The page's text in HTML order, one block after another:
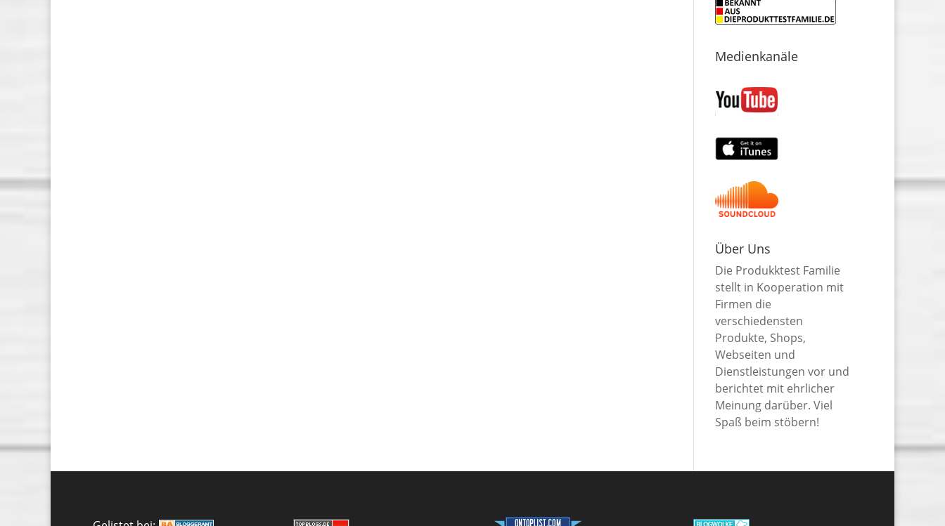
Medienkanäle
Über Uns
Die Produkktest Familie
stellt in Kooperation mit
Firmen die
verschiedensten
Produkte, Shops,
Webseiten und
Dienstleistungen vor und
berichtet mit ehrlicher
Meinung darüber. Viel
Spaß beim stöbern!